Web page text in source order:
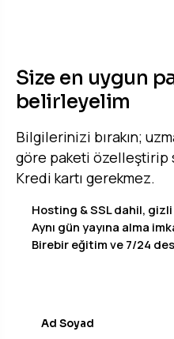
Size en uygun
belirleyelim
Bilgilerinizi bırakın;
göre paketi özelleştirip
Kredi kartı gerekmez.
Hosting & SSL dahil,
Aynı gün yayına alma
Birebir eğitim ve 7/24
Ad Soyad